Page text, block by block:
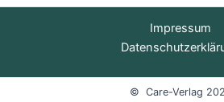
Impressum
© Care-Verlag